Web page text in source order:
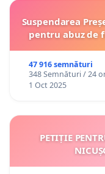
Suspendarea
pentru abuz de
47 916 semnături
348 Semnături / 24
1 Oct 2025
PETIȚIE